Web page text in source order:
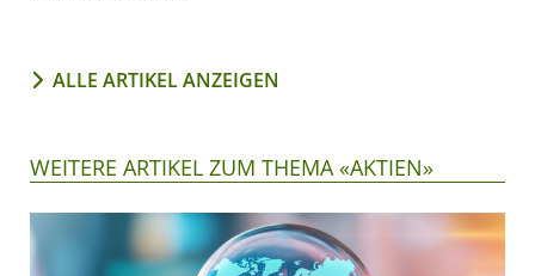
ALLE ARTIKEL ANZEIGEN
WEITERE ARTIKEL ZUM THEMA «AKTIEN»